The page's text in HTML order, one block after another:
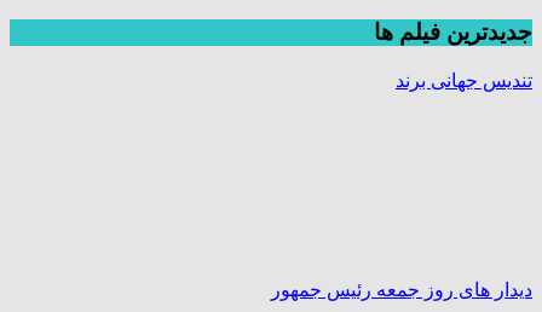
جديدترين فیلم ها
تندیس جهانی برند
دیدار های روز جمعه رئیس جمهور